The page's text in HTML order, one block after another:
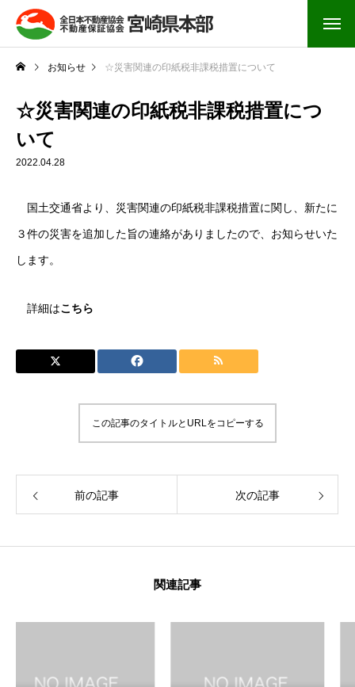
お知らせ ☆災害関連の印紙税非課税措置について
☆災害関連の印紙税非課税措置につ
いて
2022.04.28
国土交通省より、災害関連の印紙税非課税措置に関し、新たに
３件の災害を追加した旨の連絡がありましたので、お知らせいた
します。
詳細はこちら
この記事のタイトルとURLをコピーする
前の記事 次の記事
関連記事